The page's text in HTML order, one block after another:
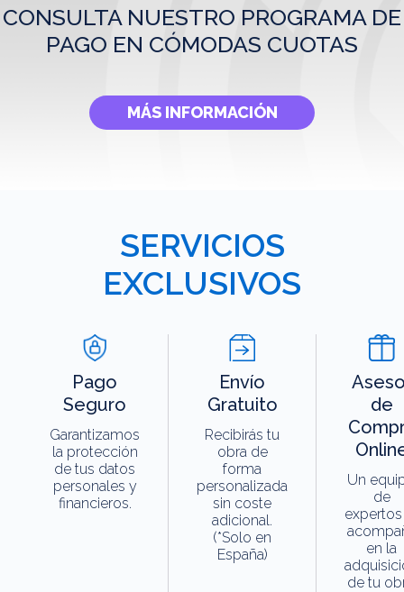
CONSULTA NUESTRO PROGRAMA DE
PAGO EN CÓMODAS CUOTAS
MÁS INFORMACIÓN
SERVICIOS
EXCLUSIVOS
Pago
Seguro
Garantizamos
la protección
de tus datos
personales y
financieros.
Envío
Gratuito
Recibirás tu
obra de
forma
personalizada
sin coste
adicional.
(*Solo en
España)
de
Un
de
en la
de tu